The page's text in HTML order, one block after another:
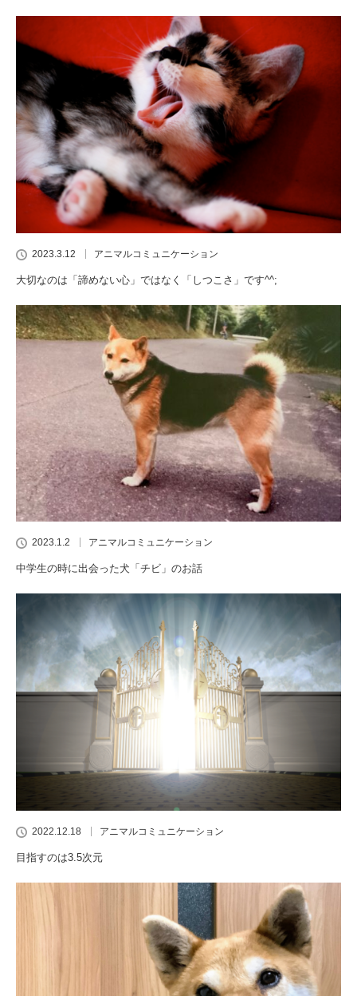
2023.3.12 アニマルコミュニケーション
大切なのは「諦めない心」ではなく「しつこさ」です^^;
2023.1.2 アニマルコミュニケーション
中学生の時に出会った犬「チビ」のお話
2022.12.18 アニマルコミュニケーション
目指すのは3.5次元